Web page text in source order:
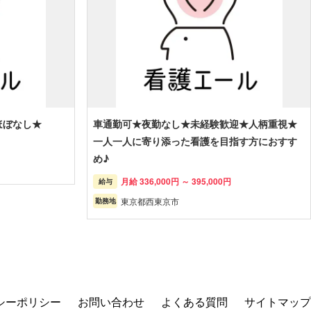
ぼなし★
車通勤可★夜勤なし★未経験歓迎★人柄重視★
一人一人に寄り添った看護を目指す方におすす
め♪
給与 月給 336,000円 ～ 395,000円
勤務地 東京都西東京市
ーポリシー お問い合わせ よくある質問 サイトマップ